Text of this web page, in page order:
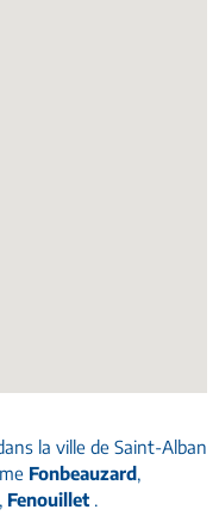
la ville de Saint-Alban
Fonbeauzard,
, Fenouillet .